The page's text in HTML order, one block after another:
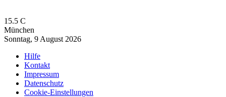
15.5 C
München
Sonntag, 9 August 2026
Hilfe
Kontakt
Impressum
Datenschutz
Cookie-Einstellungen